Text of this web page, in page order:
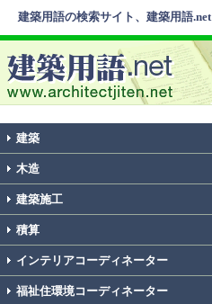
建築用語の検索サイト、建築用語.net
建築
木造
建築施工
積算
インテリアコーディネーター
福祉住環境コーディネーター